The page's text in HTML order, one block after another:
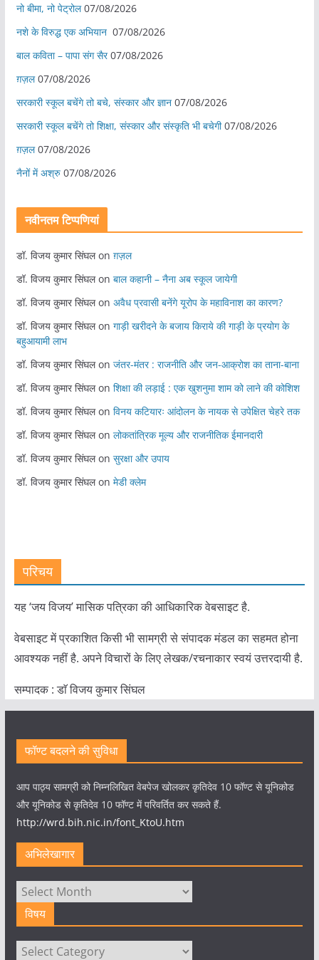
नो बीमा, नो पेट्रोल 07/08/2026
नशे के विरुद्ध एक अभियान 07/08/2026
बाल कविता – पापा संग सैर 07/08/2026
ग़ज़ल 07/08/2026
सरकारी स्कूल बचेंगे तो बचे, संस्कार और ज्ञान 07/08/2026
सरकारी स्कूल बचेंगे तो शिक्षा, संस्कार और संस्कृति भी बचेगी 07/08/2026
ग़ज़ल 07/08/2026
नैनों में अश्रु 07/08/2026
नवीनतम टिप्पणियां
डॉ. विजय कुमार सिंघलon ग़ज़ल
डॉ. विजय कुमार सिंघलon बाल कहानी – नैना अब स्कूल जायेगी
डॉ. विजय कुमार सिंघलon अवैध प्रवासी बनेंगे यूरोप के महाविनाश का कारण?
डॉ. विजय कुमार सिंघलon गाड़ी खरीदने के बजाय किराये की गाड़ी के प्रयोग के
बहुआयामी लाभ
डॉ. विजय कुमार सिंघलon जंतर-मंतर : राजनीति और जन-आक्रोश का ताना-बाना
डॉ. विजय कुमार सिंघलon शिक्षा की लड़ाई : एक खुशनुमा शाम को लाने की कोशिश
डॉ. विजय कुमार सिंघलon विनय कटियारः आंदोलन के नायक से उपेक्षित चेहरे तक
डॉ. विजय कुमार सिंघलon लोकतांत्रिक मूल्य और राजनीतिक ईमानदारी
डॉ. विजय कुमार सिंघलon सुरक्षा और उपाय
डॉ. विजय कुमार सिंघलon मेडी क्लेम
परिचय
यह ‘जय विजय’ मासिक पत्रिका की आधिकारिक वेबसाइट है.
वेबसाइट में प्रकाशित किसी भी सामग्री से संपादक मंडल का सहमत होना
आवश्यक नहीं है. अपने विचारों के लिए लेखक/रचनाकार स्वयं उत्तरदायी है.
सम्पादक : डाॅ विजय कुमार सिंघल
फॉण्ट बदलने की सुविधा
आप पाठ्य सामग्री को निम्नलिखित वेबपेज खोलकर कृतिदेव 10 फॉण्ट से यूनिकोड
और यूनिकोड से कृतिदेव 10 फॉण्ट में परिवर्तित कर सकते हैं.
http://wrd.bih.nic.in/font_KtoU.htm
अभिलेखागार
अभिलेखागार
विषय
विषय